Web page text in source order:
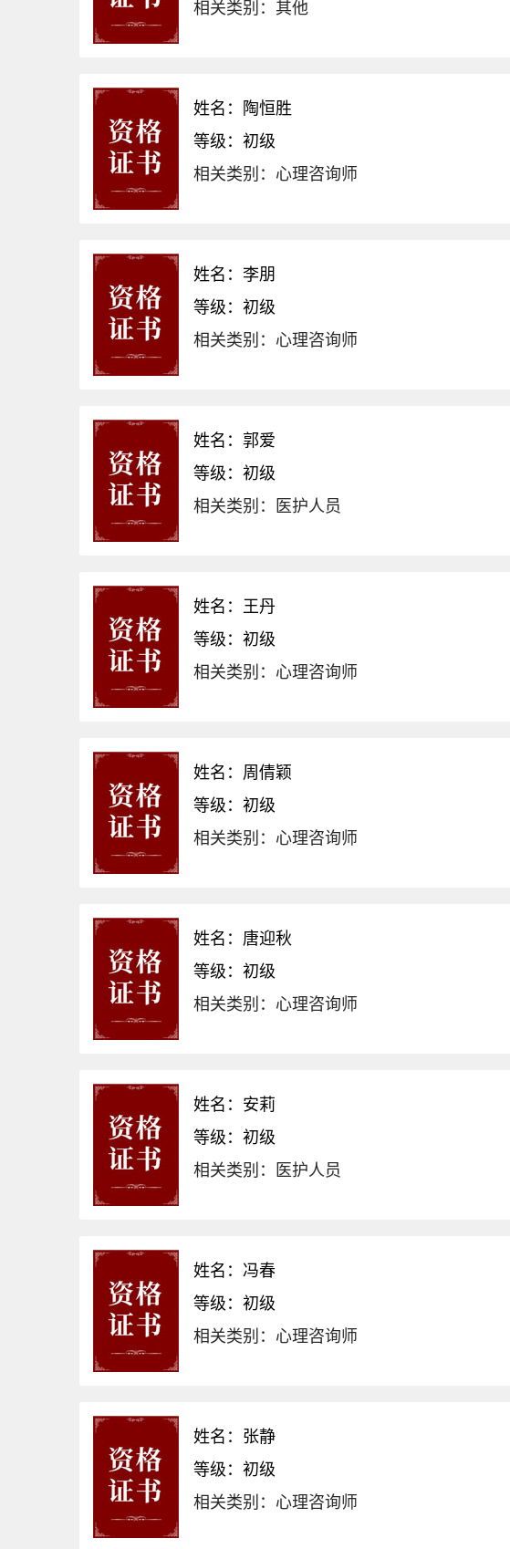
相关类别：其他
姓名：陶恒胜
等级：初级
相关类别：心理咨询师
姓名：李朋
等级：初级
相关类别：心理咨询师
姓名：郭爱
等级：初级
相关类别：医护人员
姓名：王丹
等级：初级
相关类别：心理咨询师
姓名：周倩颖
等级：初级
相关类别：心理咨询师
姓名：唐迎秋
等级：初级
相关类别：心理咨询师
姓名：安莉
等级：初级
相关类别：医护人员
姓名：冯春
等级：初级
相关类别：心理咨询师
姓名：张静
等级：初级
相关类别：心理咨询师